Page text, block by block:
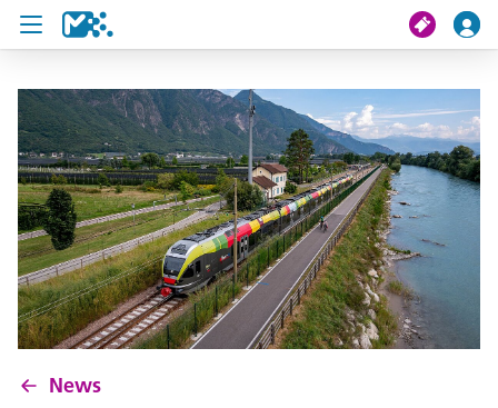
Suche
Meine Fahrt
Tickets
U19 Pass
News
Projekte
News